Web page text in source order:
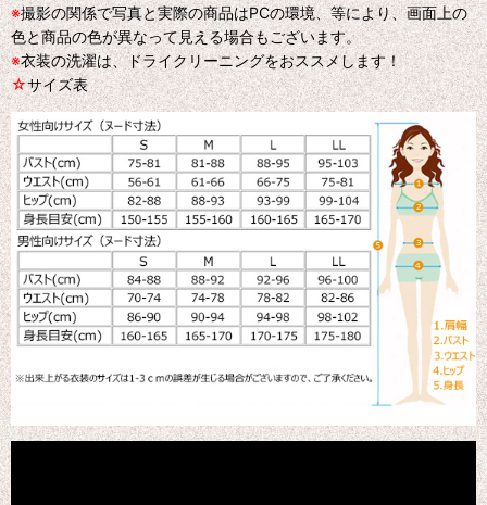
※撮影の関係で写真と実際の商品はPCの環境、等により、画面上の
色と商品の色が異なって見える場合もございます。
※衣装の洗濯は、ドライクリーニングをおススメします！
☆サイズ表